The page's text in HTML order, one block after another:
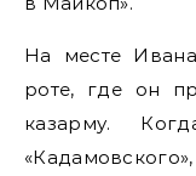
На месте
роте, где он
казарму.